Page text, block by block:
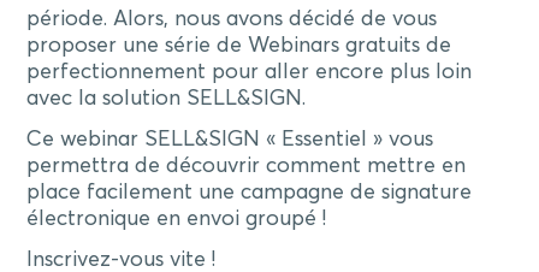
période. Alors, nous avons décidé de vous
proposer une série de Webinars gratuits de
perfectionnement pour aller encore plus loin
avec la solution SELL&SIGN.
Ce webinar SELL&SIGN « Essentiel » vous
permettra de découvrir comment mettre en
place facilement une campagne de signature
électronique en envoi groupé !
Inscrivez-vous vite !